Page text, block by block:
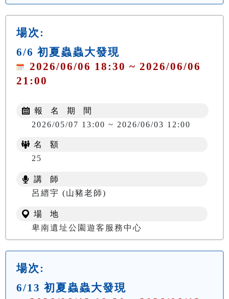
場次:
6/6 初夏蟲蟲大發現
2026/06/06 18:30 ~ 2026/06/06
21:00
報 名 期 間
2026/05/07 13:00 ~ 2026/06/03 12:00
名 額
25
講 師
呂縉宇 (山豬老師)
場 地
卑南遺址公園遊客服務中心
場次:
6/13 初夏蟲蟲大發現